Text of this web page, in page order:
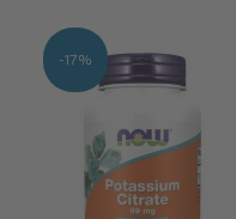
-17%